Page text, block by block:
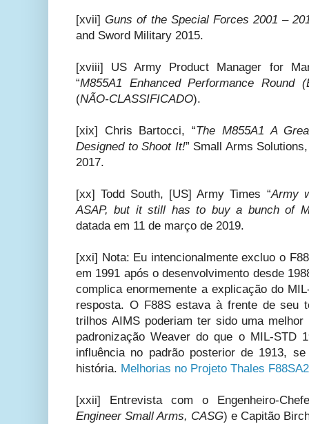
[xvii]Guns of the Special Forces 2001 –
and Sword Military 2015.
[xviii] US Army Product Manager for
“M855A1 Enhanced Performance Round
(NÃO-CLASSIFICADO).
[xix] Chris Bartocci, “The M855A1 A
Designed to Shoot It!” Small Arms
2017.
[xx] Todd South, [US] Army Times “Army
ASAP, but it still has to buy a bunch of
datada em 11 de março de 2019.
[xxi] Nota: Eu intencionalmente excluo o
em 1991 após o desenvolvimento desde
complica enormemente a explicação do
resposta. O F88S estava à frente de seu
trilhos AIMS poderiam ter sido uma
padronização Weaver do que o MIL-STD
influência no padrão posterior de 1913,
história. Melhorias no Projeto Thales F88SA2
[xxii] Entrevista com o Engenheiro-
Engineer Small Arms, CASG) e Capitão